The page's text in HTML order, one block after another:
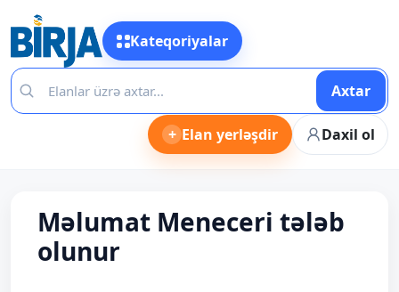
Kateqoriyalar
Axtar
+ Elan yerləşdir Daxil ol
Məlumat Meneceri tələb
olunur